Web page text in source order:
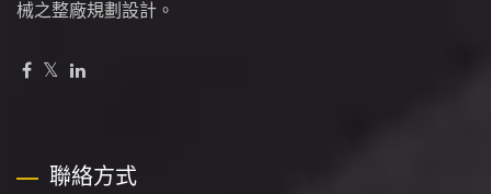
械之整廠規劃設計。
聯絡方式